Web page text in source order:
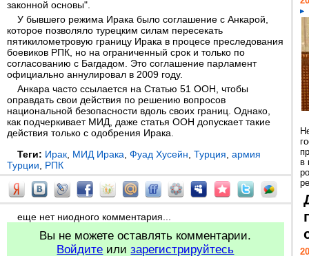
законной основы".
У бывшего режима Ирака было соглашение с Анкарой,
которое позволяло турецким силам пересекать
пятикилометровую границу Ирака в процесе преследования
боевиков РПК, но на ограниченный срок и только по
согласованию с Багдадом. Это соглашение парламент
официально аннулировал в 2009 году.
Анкара часто ссылается на Статью 51 ООН, чтобы
оправдать свои действия по решению вопросов
национальной безопасности вдоль своих границ. Однако,
как подчеркивает МИД, даже статья ООН допускает такие
действия только с одобрения Ирака.
Теги: Ирак МИД Ирака Фуад Хусейн Турция армия
Турции
РПК
еще нет ниодного комментария...
Вы не можете оставлять комментарии.
Войдите илизарегистрируйтесь
в